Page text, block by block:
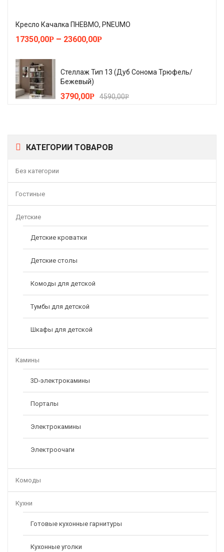
Кресло Качалка ПНЕВМО, PNEUMO
17350,00Р – 23600,00Р
Стеллаж Тип 13 (Дуб Сонома Трюфель/
Бежевый)
4590,00Р
3790,00Р
КАТЕГОРИИ ТОВАРОВ
Без категории
Гостиные
Детские
Детские кроватки
Детские столы
Комоды для детской
Тумбы для детской
Шкафы для детской
Камины
3D-электрокамины
Порталы
Электрокамины
Электроочаги
Комоды
Кухни
Готовые кухонные гарнитуры
Кухонные уголки